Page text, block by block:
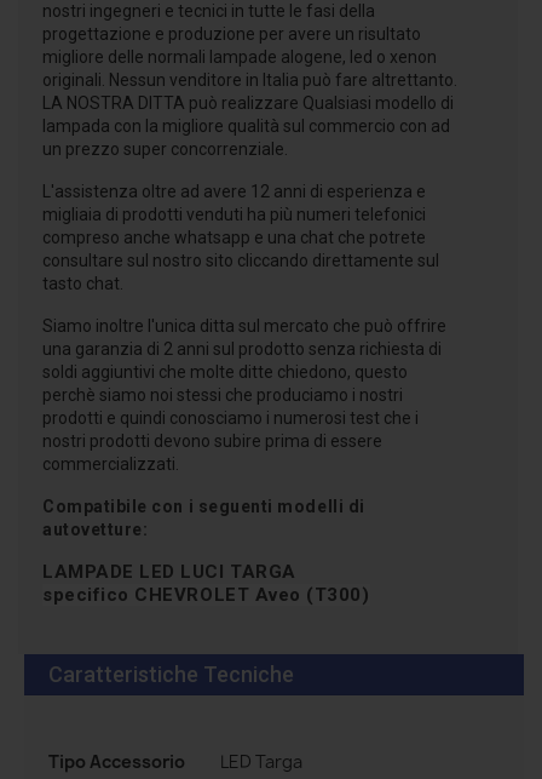
nostri ingegneri e tecnici in tutte le fasi della
progettazione e produzione per avere un risultato
migliore delle normali lampade alogene, led o xenon
originali. Nessun venditore in Italia può fare altrettanto.
LA NOSTRA DITTA può realizzare Qualsiasi modello di
lampada con la migliore qualità sul commercio con ad
un prezzo super concorrenziale.
L'assistenza oltre ad avere 12 anni di esperienza e
migliaia di prodotti venduti ha più numeri telefonici
compreso anche whatsapp e una chat che potrete
consultare sul nostro sito cliccando direttamente sul
tasto chat.
Siamo inoltre l'unica ditta sul mercato che può offrire
una garanzia di 2 anni sul prodotto senza richiesta di
soldi aggiuntivi che molte ditte chiedono, questo
perchè siamo noi stessi che produciamo i nostri
prodotti e quindi conosciamo i numerosi test che i
nostri prodotti devono subire prima di essere
commercializzati.
Compatibile con i seguenti modelli di
autovetture:
LAMPADE LED LUCI TARGA
specifico CHEVROLET Aveo (T300)
Caratteristiche Tecniche
Tipo Accessorio LED Targa